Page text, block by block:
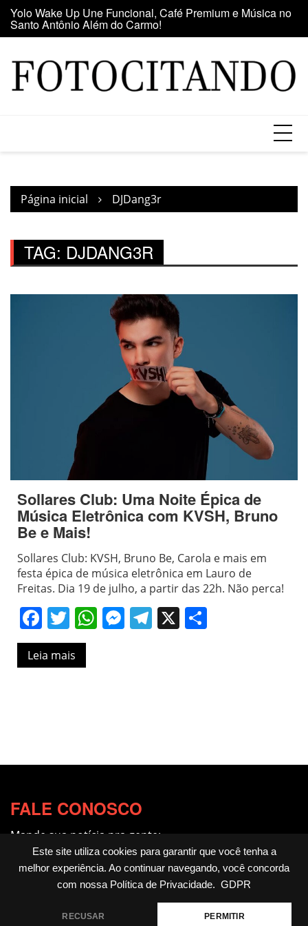
Este site utiliza cookies para garantir que você tenha a
melhor experiência. Ao continuar navegando, você concorda
com nossa Política de Privacidade. GDPR
RECUSAR PERMITIR
para
o
Yolo Wake Up Une Funcional, Café Premium e Música no
Santo Antônio Além do Carmo!
Página inicial DJDang3r
TAG: DJDANG3R
Sollares Club: Uma Noite Épica de
Música Eletrônica com KVSH, Bruno
Be e Mais!
Sollares Club: KVSH, Bruno Be, Carola e mais em
festa épica de música eletrônica em Lauro de
Freitas. Dia 19 de julho, a partir das 22h. Não perca!
Facebook
Twitter
WhatsApp
Messenger
Telegram
X
Leia mais
FALE CONOSCO
Mande sua notícia pra gente:
redacao@fotocitando.com.br
Políticas de Privacidade
Fotocitando